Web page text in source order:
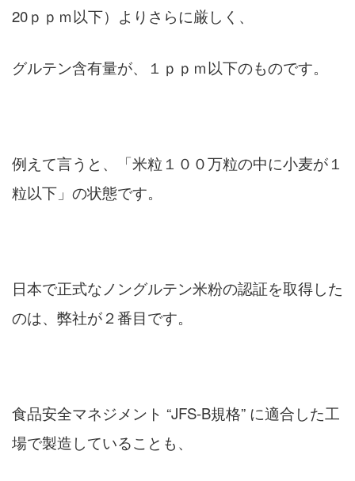
20ｐｐｍ以下）よりさらに厳しく、
グルテン含有量が、１ｐｐｍ以下のものです。
例えて言うと、「米粒１００万粒の中に小麦が１
粒以下」の状態です。
日本で正式なノングルテン米粉の認証を取得した
のは、弊社が２番目です。
食品安全マネジメント “JFS-B規格” に適合した工
場で製造していることも、